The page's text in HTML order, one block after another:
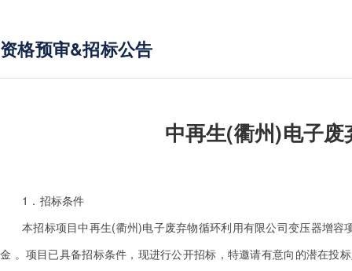
资格预审&招标公告
中再生(衢州)电子
1．招标条件
本招标项目中再生(衢州)电子废弃物循环利用有限公司变压器增
金 。项目已具备招标条件，现进行公开招标，特邀请有意向的潜在投